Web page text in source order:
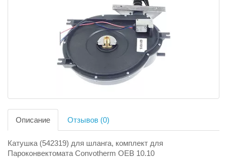
Описание Отзывов (0)
Катушка (542319) для шланга, комплект для
Пароконвектомата Convotherm OEB 10.10